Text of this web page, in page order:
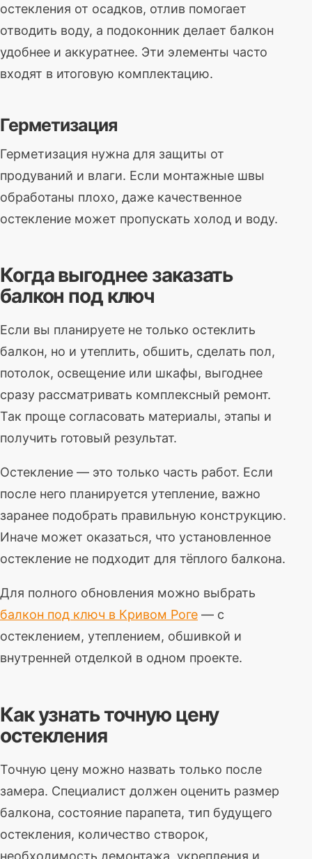
остекления от осадков, отлив помогает
отводить воду, а подоконник делает балкон
удобнее и аккуратнее. Эти элементы часто
входят в итоговую комплектацию.
Герметизация
Герметизация нужна для защиты от
продуваний и влаги. Если монтажные швы
обработаны плохо, даже качественное
остекление может пропускать холод и воду.
Когда выгоднее заказать
балкон под ключ
Если вы планируете не только остеклить
балкон, но и утеплить, обшить, сделать пол,
потолок, освещение или шкафы, выгоднее
сразу рассматривать комплексный ремонт.
Так проще согласовать материалы, этапы и
получить готовый результат.
Остекление — это только часть работ. Если
после него планируется утепление, важно
заранее подобрать правильную конструкцию.
Иначе может оказаться, что установленное
остекление не подходит для тёплого балкона.
Для полного обновления можно выбрать
балкон под ключ в Кривом Роге — с
остеклением, утеплением, обшивкой и
внутренней отделкой в одном проекте.
Как узнать точную цену
остекления
Точную цену можно назвать только после
замера. Специалист должен оценить размер
балкона, состояние парапета, тип будущего
остекления, количество створок,
необходимость демонтажа, укрепления и